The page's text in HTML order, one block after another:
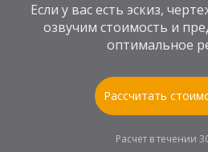
Если у вас есть эскиз,
озвучим стоимость и
оптимальное
Рассчитать
Расчет в течении